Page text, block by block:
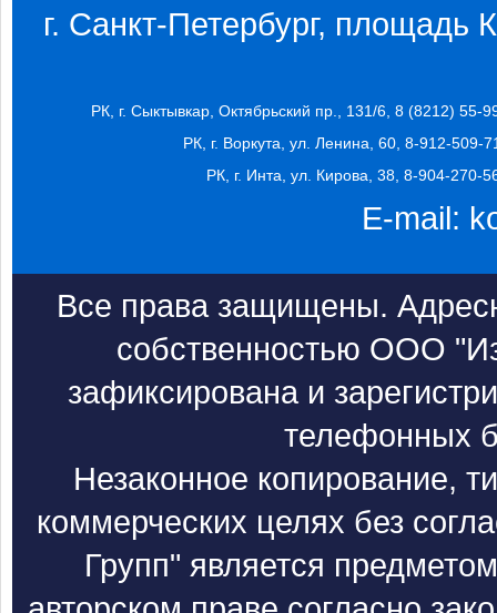
г. Санкт-Петербург, площадь
РК, г. Сыктывкар, Октябрьский пр., 131/6, 8 (8212) 55-
РК, г. Воркута, ул. Ленина, 60, 8-912-509-
РК, г. Инта, ул. Кирова, 38, 8-904-270-
E-mail:
Все права защищены.
собственностью ООО
зафиксирована и
телефонных
Незаконное копирование,
коммерческих целях без
Групп" является